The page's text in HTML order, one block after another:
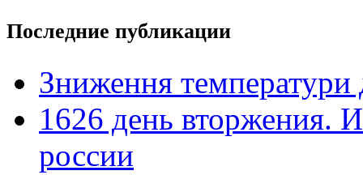
Последние публикации
Зниження температури
1626 день вторжения.
россии